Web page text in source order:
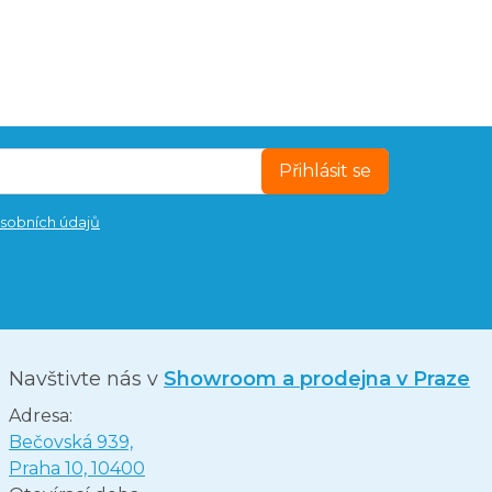
Přihlásit se
údajů
Navštivte nás v Showroom a prodejna v Praze
Adresa:
Bečovská 939,
Praha 10, 10400